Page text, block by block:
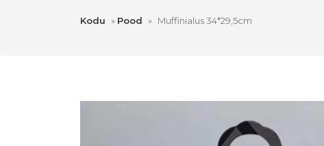
Kodu » Pood » Muffinialus 34*29,5cm